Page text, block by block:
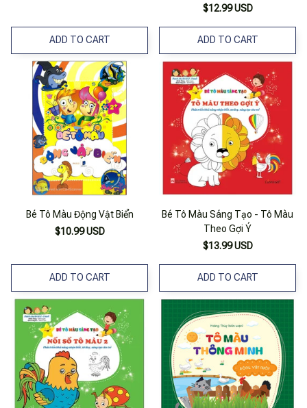
ADD TO CART
$12.99 USD
ADD TO CART
Bé Tô Màu Động Vật Biển
$10.99 USD
ADD TO CART
Bé Tô Màu Sáng Tạo - Tô Màu
Theo Gợi Ý
$13.99 USD
ADD TO CART